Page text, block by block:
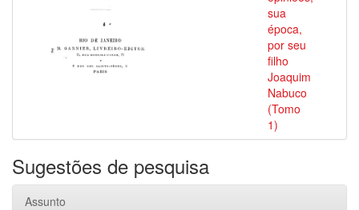
sua
época,
por seu
filho
Joaquim
Nabuco
(Tomo
1)
Sugestões de pesquisa
Assunto